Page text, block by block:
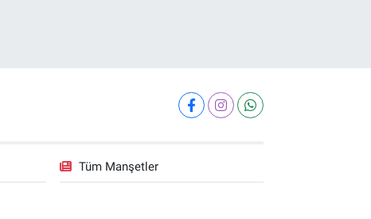
Tüm Manşetler